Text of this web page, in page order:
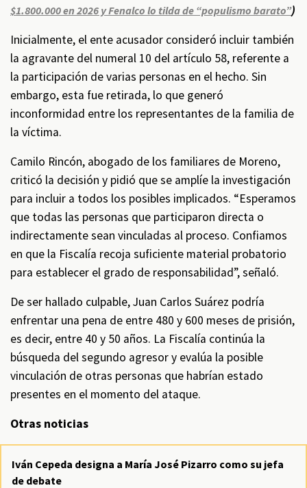
$1.800.000 en 2026 y Fenalco lo tilda de “populismo barato”)
Inicialmente, el ente acusador consideró incluir también
la agravante del numeral 10 del artículo 58, referente a
la participación de varias personas en el hecho. Sin
embargo, esta fue retirada, lo que generó
inconformidad entre los representantes de la familia de
la víctima.
Camilo Rincón, abogado de los familiares de Moreno,
criticó la decisión y pidió que se amplíe la investigación
para incluir a todos los posibles implicados. “Esperamos
que todas las personas que participaron directa o
indirectamente sean vinculadas al proceso. Confiamos
en que la Fiscalía recoja suficiente material probatorio
para establecer el grado de responsabilidad”, señaló.
De ser hallado culpable, Juan Carlos Suárez podría
enfrentar una pena de entre 480 y 600 meses de prisión,
es decir, entre 40 y 50 años. La Fiscalía continúa la
búsqueda del segundo agresor y evalúa la posible
vinculación de otras personas que habrían estado
presentes en el momento del ataque.
Otras noticias
Iván Cepeda designa a María José Pizarro como su jefa
de debate